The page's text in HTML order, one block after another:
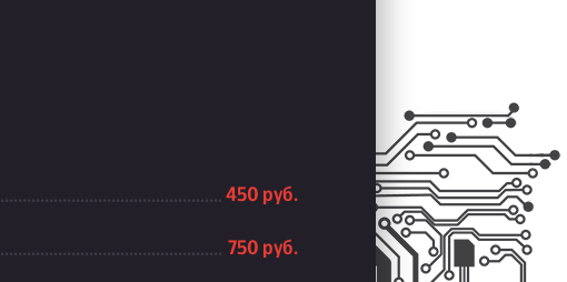
450 руб.
750 руб.